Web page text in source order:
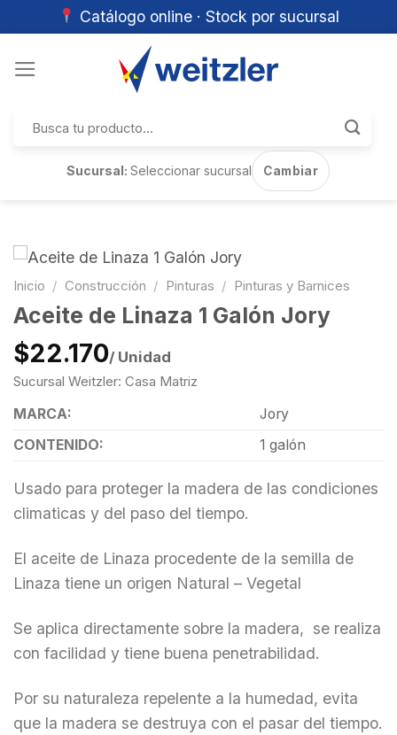
Catálogo online · Stock por sucursal
por:
Sucursal:Seleccionar sucursal Cambiar
Inicio / Construcción / Pinturas / Pinturas y Barnices
Aceite de Linaza 1 Galón Jory
$22.170/ Unidad
Sucursal Weitzler: Casa Matriz
MARCA:
Jory
CONTENIDO:
1 galón
Usado para proteger la madera de las condiciones
climaticas y del paso del tiempo.
El aceite de Linaza procedente de la semilla de
Linaza tiene un origen Natural – Vegetal
Se aplica directamente sobre la madera, se realiza
con facilidad y tiene buena penetrabilidad.
Por su naturaleza repelente a la humedad, evita
que la madera se destruya con el pasar del tiempo.